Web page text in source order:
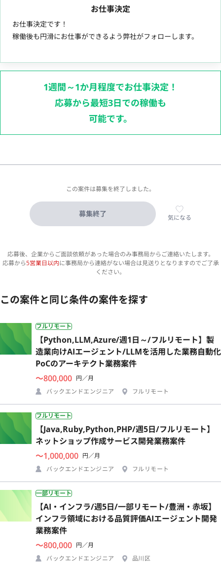
お仕事決定
お仕事決定です！
稼働後も円滑にお仕事ができるよう弊社がフォローします。
1週間～1か月程度でお仕事決定！
応募から最短3日での稼働も
可能です。
この案件は募集を終了しました。
募集終了 気になる
応募後、企業からご面談依頼があった場合のみ事務局からご連絡いたします。
応募から5営業日以内に事務局から連絡がない場合は見送りとなりますのでご了承
ください。
この案件と同じ条件の案件を探す
フルリモート
【Python,LLM,Azure/週1日～/フルリモート】製
造業向けAIエージェント/LLMを活用した業務自動化
PoCのアーキテクト業務案件
〜800,000 円／月
バックエンドエンジニア
フルリモート
フルリモート
【Java,Ruby,Python,PHP/週5日/フルリモート】
ネットショップ作成サービス開発業務案件
〜1,000,000 円／月
バックエンドエンジニア
フルリモート
一部リモート
【AI・インフラ/週5日/一部リモート/豊洲・赤坂】
インフラ領域における品質評価AIエージェント開発
業務案件
〜800,000 円／月
バックエンドエンジニア
品川区